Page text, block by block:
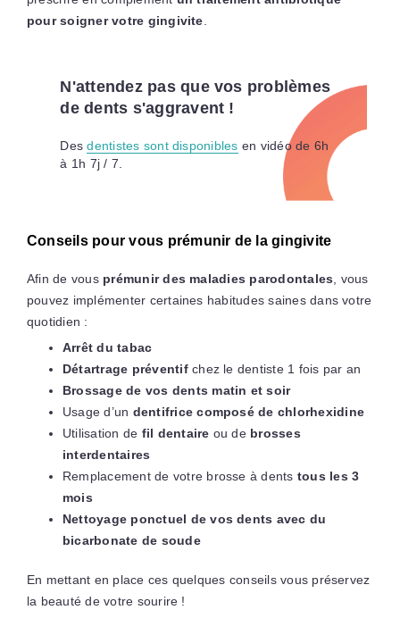
pour soigner votre gingivite
N'attendez pas que vos problèmes
de dents s'aggravent !
Desdentistes sont disponibles en vidéo de 6h
à 1h 7j / 7.
Conseils pour vous prémunir de la gingivite
Afin de vous prémunir des maladies parodontales , vous
pouvez implémenter certaines habitudes saines dans votre
quotidien :
Arrêt du tabac
Détartrage préventifchez le dentiste 1 fois par an
Brossage de vos dents matin et soir
Usage d’un dentifrice composé de chlorhexidine
Utilisation de fil dentaire ou de brosses
interdentaires
Remplacement de votre brosse à dents tous les 3
mois
Nettoyage ponctuel de vos dents avec du
bicarbonate de soude
En mettant en place ces quelques conseils vous préservez
la beauté de votre sourire !